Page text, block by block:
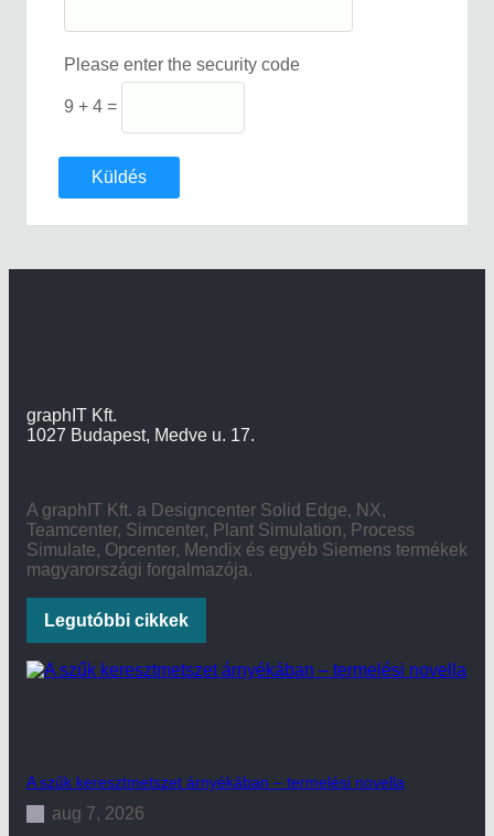
Please enter the security code
9 + 4 =
Küldés
graphIT Kft.
1027 Budapest, Medve u. 17.
A graphIT Kft. a Designcenter Solid Edge, NX,
Teamcenter, Simcenter, Plant Simulation, Process
Simulate, Opcenter, Mendix és egyéb Siemens termékek
magyarországi forgalmazója.
Legutóbbi cikkek
A szűk keresztmetszet árnyékában – termelési novella
aug 7, 2026